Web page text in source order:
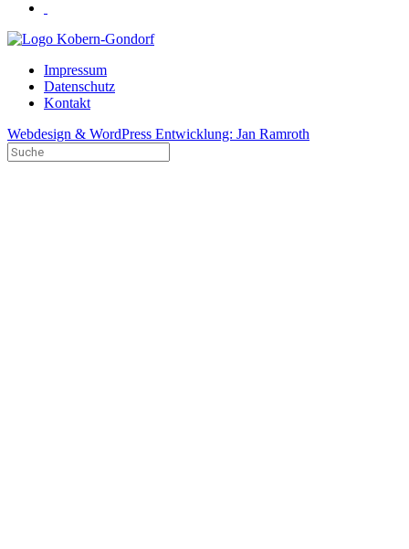
Impressum
Datenschutz
Kontakt
Webdesign & WordPress Entwicklung: Jan Ramroth